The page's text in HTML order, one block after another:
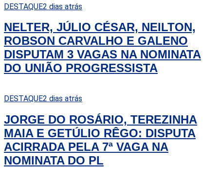
DESTAQUE2 dias atrás
NELTER, JÚLIO CÉSAR, NEILTON,
ROBSON CARVALHO E GALENO
DISPUTAM 3 VAGAS NA NOMINATA
DO UNIÃO PROGRESSISTA
DESTAQUE2 dias atrás
JORGE DO ROSÁRIO, TEREZINHA
MAIA E GETÚLIO RÊGO: DISPUTA
ACIRRADA PELA 7ª VAGA NA
NOMINATA DO PL